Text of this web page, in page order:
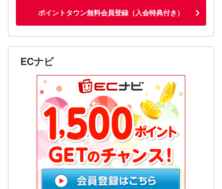
ポイントタウン無料会員登録（入会特典付き）
ECナビ